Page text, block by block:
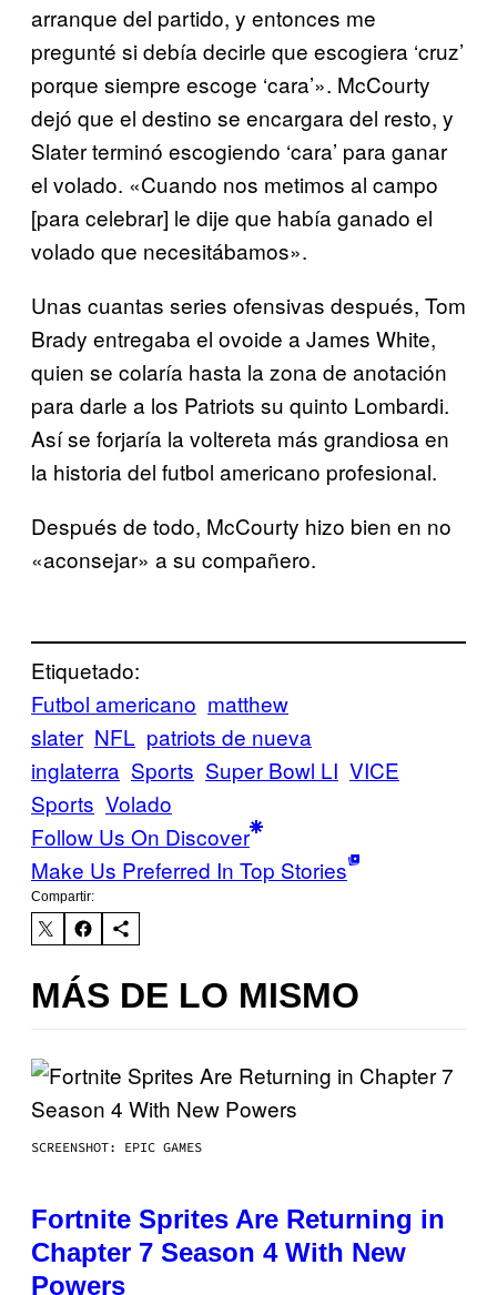
arranque del partido, y entonces me
pregunté si debía decirle que escogiera ‘cruz’
porque siempre escoge ‘cara’». McCourty
dejó que el destino se encargara del resto, y
Slater terminó escogiendo ‘cara’ para ganar
el volado. «Cuando nos metimos al campo
[para celebrar] le dije que había ganado el
volado que necesitábamos».
Unas cuantas series ofensivas después, Tom
Brady entregaba el ovoide a James White,
quien se colaría hasta la zona de anotación
para darle a los Patriots su quinto Lombardi.
Así se forjaría la voltereta más grandiosa en
la historia del futbol americano profesional.
Después de todo, McCourty hizo bien en no
«aconsejar» a su compañero.
Etiquetado:
Futbol americano matthew
slater NFL patriots de nueva
inglaterra Sports Super Bowl LI VICE
Sports Volado
Follow Us On Discover
Make Us Preferred In Top Stories
Compartir:
MÁS DE LO MISMO
SCREENSHOT: EPIC GAMES
Fortnite Sprites Are Returning in
Chapter 7 Season 4 With New
Powers